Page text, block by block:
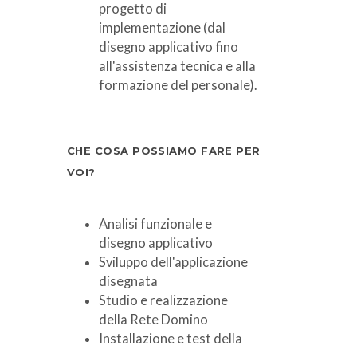
progetto di
implementazione (dal
disegno applicativo fino
all'assistenza tecnica e alla
formazione del personale).
CHE COSA POSSIAMO FARE PER
VOI?
Analisi funzionale e
disegno applicativo
Sviluppo dell'applicazione
disegnata
Studio e realizzazione
della Rete Domino
Installazione e test della